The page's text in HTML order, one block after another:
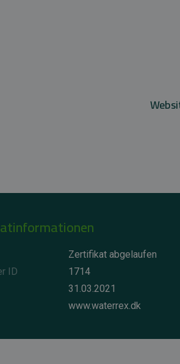
Zertifikat abgelaufen
ID
1714
31.03.2021
www.waterrex.dk